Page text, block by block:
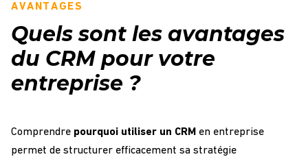
AVANTAGES
Quels sont les avantages
du CRM pour votre
entreprise ?
Comprendre pourquoi utiliser un CRM en entreprise
permet de structurer efficacement sa stratégie